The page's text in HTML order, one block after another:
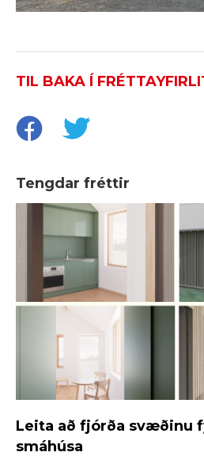
TIL BAKA Í
Tengdar fréttir
Leita að fjórða svæðinu
smáhúsa